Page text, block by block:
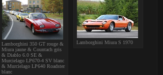
Lamborghini 350 GT rouge &
Miura jaune & Countach gris
& Diablo 6.0 SE &
Murcielago LP670-4 SV blanc
& Murcielago LP640 Roadster
blanc
Lamborghini Miura S 1970